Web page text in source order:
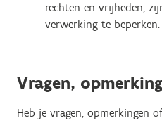
rechten en vrijheden,
verwerking te beperken.
Vragen,
Heb je vragen, opmerkingen